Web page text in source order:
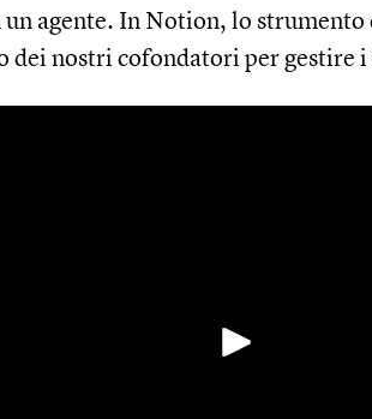
un agente. In Notion, lo
dei nostri cofondatori per gestire